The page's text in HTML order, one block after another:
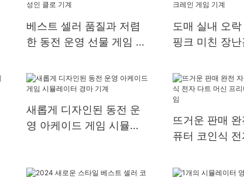
베스트 셀러 품질과 저렴
한 동전 운영 선물 게임 기
인 클로 기계
도매 실내 오
핑크 미친 장난
크레인 게임 기
새롭게 디자인된 동전 운
영 아케이드 게임 시뮬레
뜨거운 판매
퓨터 코인식 전